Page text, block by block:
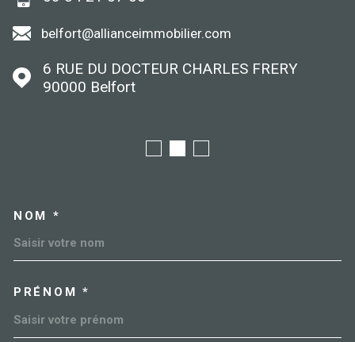
belfort@allianceimmobilier.com
6 RUE DU DOCTEUR CHARLES FRERY
90000
Belfort
NOM *
PRÉNOM *